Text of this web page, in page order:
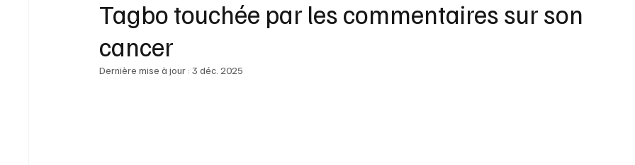
TECHNOLOGIES & INNOVATIONS MUSIQUE SOCIÉTÉ CINÉMA ÉCOLOGIE & ENVIRONNEMENT
Tagbo touchée par les commentaires sur son
cancer
Dernière mise à jour :3 déc. 2025